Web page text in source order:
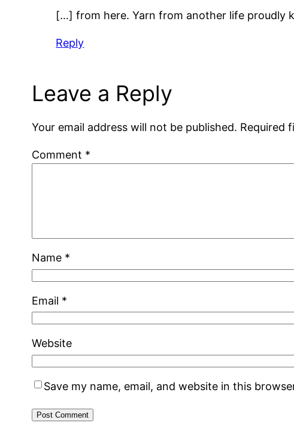
[…] from here. Yarn from another life proudly
Reply
Leave a Reply
Your email address will not be published. Required
Comment *
Name *
Email *
Website
Save my name, email, and website in this